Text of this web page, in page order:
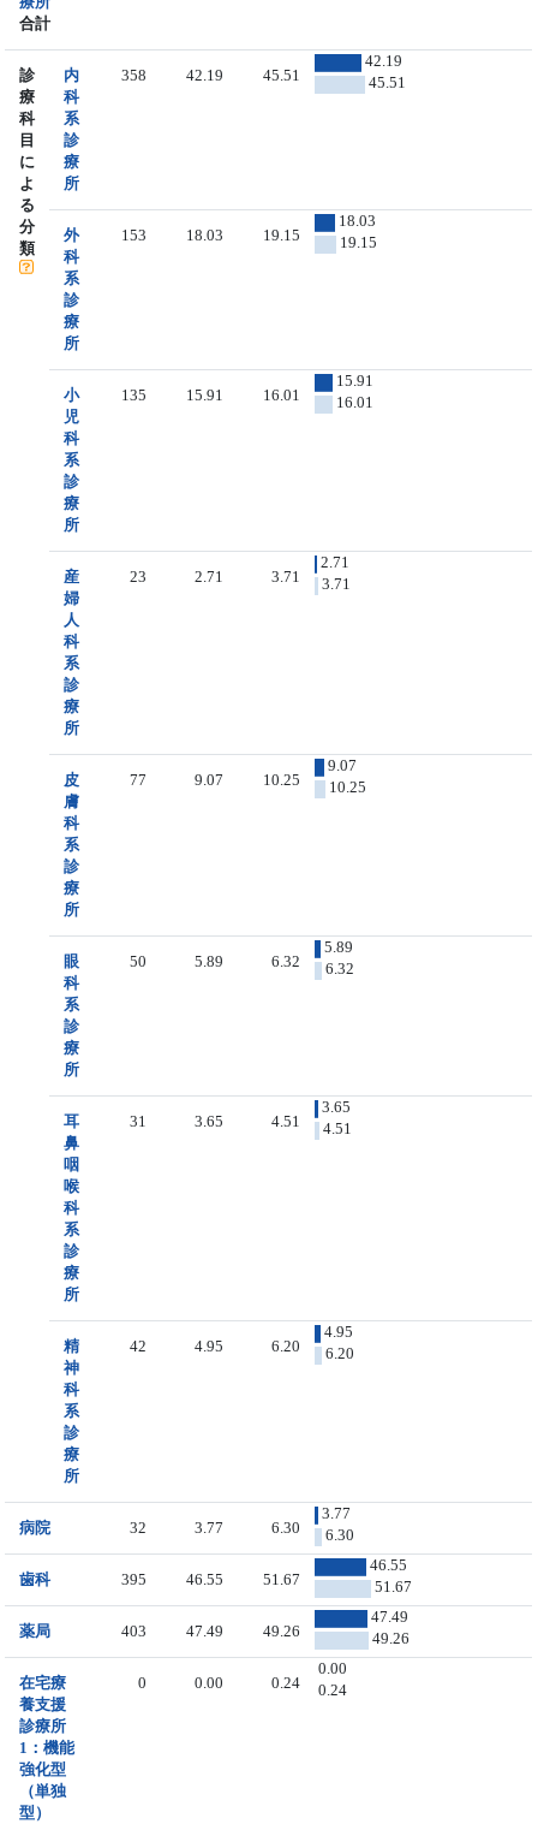
合計
診
療
科
目
に
よ
る
分
類
内
科
系
診
療
所
358 42.19 45.51
42.19
45.51
外
科
系
診
療
所
153 18.03 19.15
18.03
19.15
小
児
科
系
診
療
所
135 15.91 16.01
15.91
16.01
産
婦
人
科
系
診
療
所
23 2.71 3.71
2.71
3.71
皮
膚
科
系
診
療
所
77 9.07 10.25
9.07
10.25
眼
科
系
診
療
所
50 5.89 6.32
5.89
6.32
耳
鼻
咽
喉
科
系
診
療
所
31 3.65 4.51
3.65
4.51
精
神
科
系
診
療
所
42 4.95 6.20
4.95
6.20
病院 32 3.77 6.30
3.77
6.30
歯科 395 46.55 51.67
46.55
51.67
薬局 403 47.49 49.26
47.49
49.26
在宅療
養支援
診療所
1：機能
強化型
（単独
型）
0 0.00 0.24
0.00
0.24